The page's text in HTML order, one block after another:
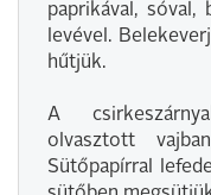
paprikával, sóval,
levével.
hűtjük.
A
olvasztott
Sütőpapírral